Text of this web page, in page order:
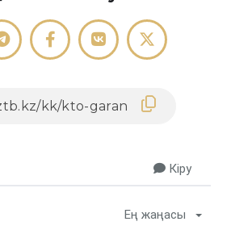
Кіру
Ең жаңасы